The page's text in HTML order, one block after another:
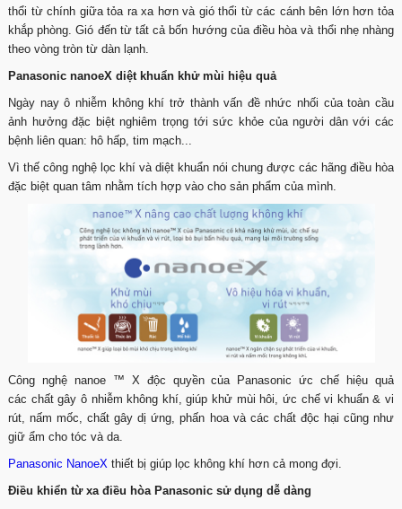
thổi từ chính giữa tỏa ra xa hơn và gió thổi từ các cánh bên lớn hơn tỏa
khắp phòng. Gió đến từ tất cả bốn hướng của điều hòa và thổi nhẹ nhàng
theo vòng tròn từ dàn lạnh.
Panasonic nanoeX diệt khuẩn khử mùi hiệu quả
Ngày nay ô nhiễm không khí trở thành vấn đề nhức nhối của toàn cầu
ảnh hưởng đặc biệt nghiêm trọng tới sức khỏe của người dân với các
bệnh liên quan: hô hấp, tim mạch...
Vì thế công nghệ lọc khí và diệt khuẩn nói chung được các hãng điều hòa
đặc biệt quan tâm nhằm tích hợp vào cho sản phẩm của mình.
Công nghệ nanoe ™ X độc quyền của Panasonic ức chế hiệu quả
các chất gây ô nhiễm không khí, giúp khử mùi hôi, ức chế vi khuẩn & vi
rút, nấm mốc, chất gây dị ứng, phấn hoa và các chất độc hại cũng như
giữ ẩm cho tóc và da.
Panasonic NanoeX thiết bị giúp lọc không khí hơn cả mong đợi.
Điều khiển từ xa điều hòa Panasonic sử dụng dễ dàng